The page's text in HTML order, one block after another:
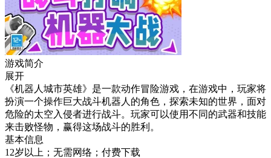
游戏简介
展开
《机器人城市英雄》是一款动作冒险游戏，在游戏中，玩家将
扮演一个操作巨大战斗机器人的角色，探索未知的世界，面对
危险的太空入侵者进行战斗。玩家可以使用不同的武器和技能
来击败怪物，赢得这场战斗的胜利。
基本信息
12岁以上；无需网络；付费下载